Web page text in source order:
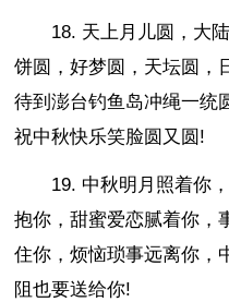
18. 天上月儿圆，大
饼圆，好梦圆，天坛圆，
待到澎台钓鱼岛冲绳一统
祝中秋快乐笑脸圆又圆!
19. 中秋明月照着你
抱你，甜蜜爱恋腻着你，
住你，烦恼琐事远离你，
阻也要送给你!